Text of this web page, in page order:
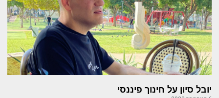
יובל סיון על חינוך פיננסי